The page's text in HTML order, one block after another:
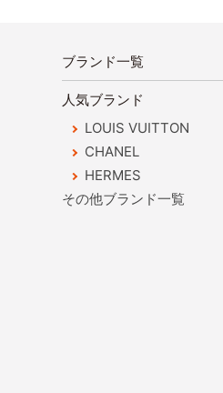
ブランド一覧
人気ブランド
LOUIS VUITTON
CHANEL
HERMES
その他ブランド一覧